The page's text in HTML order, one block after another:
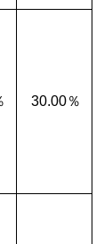
30.00％